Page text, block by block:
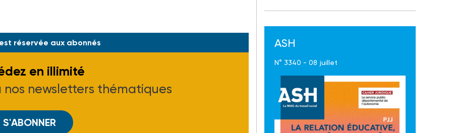
réservée aux abonnés
en illimité
nos newsletters thématiques
S'ABONNER
ASH
N° 3340 - 08 juillet